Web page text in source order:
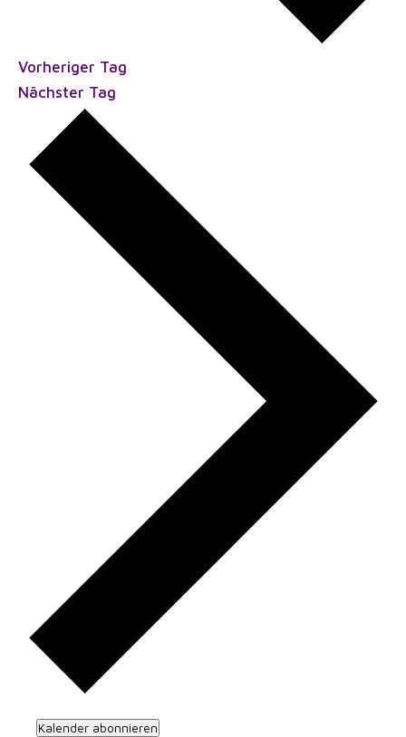
Vorheriger Tag
Nächster Tag
Kalender abonnieren